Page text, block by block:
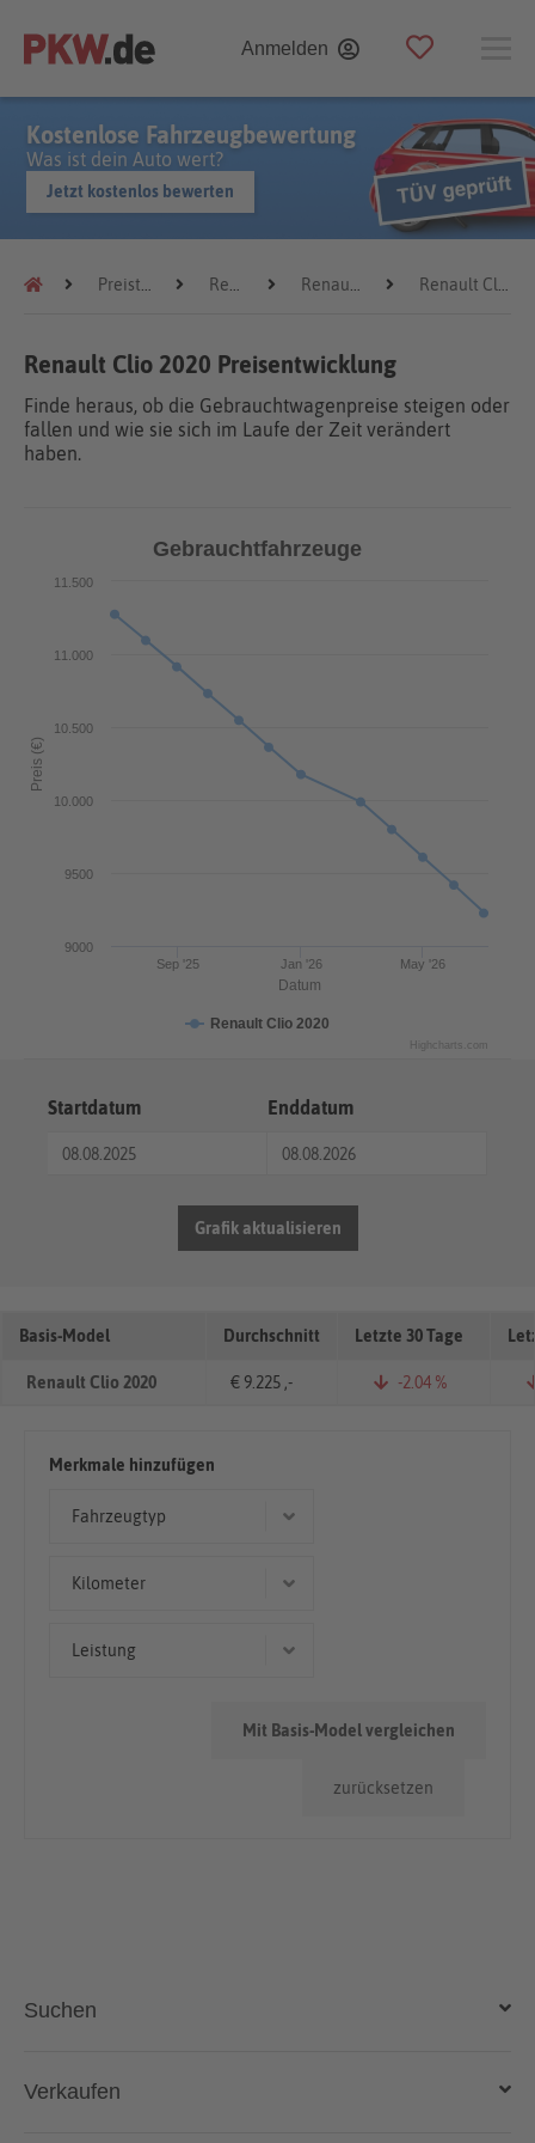
Anmelden
Kostenlose Fahrzeugbewertung
Was ist dein Auto wert?
Jetzt kostenlos bewerten
Preistrends Renault Renault Clio Renault Clio 2020
Renault Clio 2020 Preisentwicklung
Finde heraus, ob die Gebrauchtwagenpreise steigen oder
fallen und wie sie sich im Laufe der Zeit verändert
haben.
Datum
Preis (€)
Gebrauchtfahrzeuge
Renault Clio 2020
Jan '26
Sep '25 May '26
9000
9500
10.000
10.500
11.000
11.500
Highcharts.com
Startdatum Enddatum
Grafik aktualisieren
Basis-Model Durchschnitt Letzte 30 Tage
Renault Clio 2020 € 9.225 ,- -2.04 %
Merkmale hinzufügen
Fahrzeugtyp
Kleinwagen
Kilometer
50.000km - 100.000km
Leistung
zurücksetzen
Mit Basis-Model vergleichen
Suchen
Auto kaufen
Verkaufen